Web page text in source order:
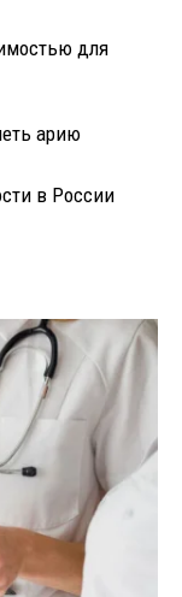
для
арию
в России